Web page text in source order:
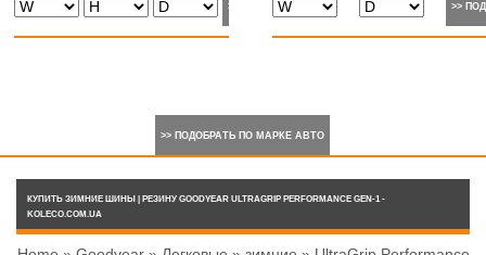
>> ПОДОБРАТЬ ПО МАРКЕ АВТО
КУПИТЬ ЗИМНИЕ ШИНЫ | РЕЗИНУ GOODYEAR ULTRAGRIP PERFORMANCE GEN-1 -
KOLECO.COM.UA